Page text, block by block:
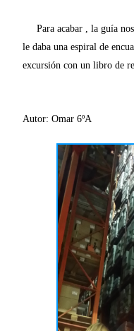
Para acabar , la guía nos
le daba una espiral de
excursión con un libro de
Autor: Omar 6ºA